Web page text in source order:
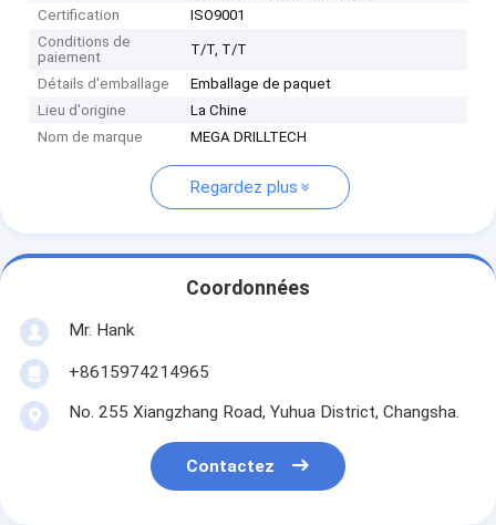
Certification
ISO9001
Conditions de
paiement
T/T, T/T
Détails d'emballage
Emballage de paquet
Lieu d'origine
La Chine
Nom de marque
MEGA DRILLTECH
Regardez plus
Coordonnées
Mr. Hank
+8615974214965
No. 255 Xiangzhang Road, Yuhua District, Changsha.
Contactez